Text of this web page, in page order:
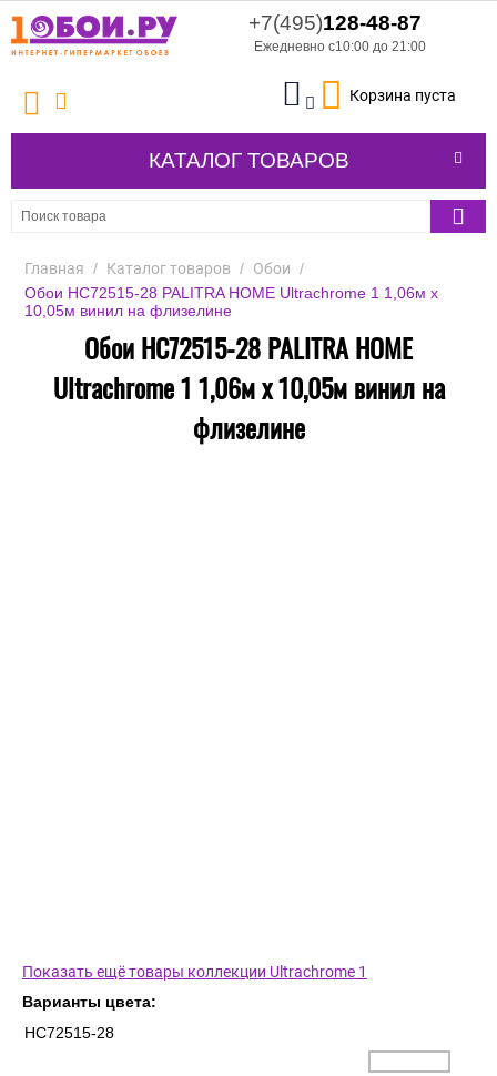
+7(495)128-48-87
Ежедневно с10:00 до 21:00
Корзина пуста
КАТАЛОГ ТОВАРОВ
Главная / Каталог товаров / Обои /
Обои HC72515-28 PALITRA HOME Ultrachrome 1 1,06м х
10,05м винил на флизелине
Обои HC72515-28 PALITRA HOME
Ultrachrome 1 1,06м х 10,05м винил на
флизелине
Показать ещё товары коллекции Ultrachrome 1
Варианты цвета:
HC72515-28